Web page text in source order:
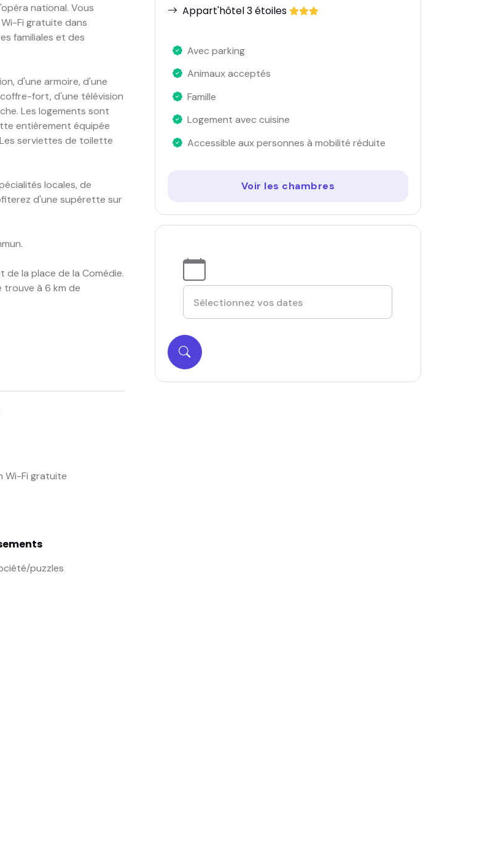
national. Vous
Fi gratuite dans
familiales et des
d'une armoire, d'une
fort, d'une télévision
Les logements sont
entièrement équipée
serviettes de toilette
locales, de
d'une supérette sur
de la place de la Comédie.
trouve à 6 km de
Wi-Fi gratuite
puzzles
Appart'hôtel 3 étoiles
Avec parking
Animaux acceptés
Famille
Logement avec cuisine
Accessible aux personnes à mobilité réduite
Voir les chambres